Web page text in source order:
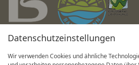
Datenschutzeinstellungen
Wir verwenden Cookies und ähnliche